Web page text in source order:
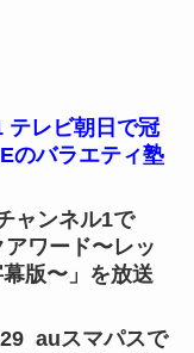
テレビ朝日で冠
のバラエティ塾
ャンネル1で
アワード〜レッ
版〜」を放送
auスマパスで